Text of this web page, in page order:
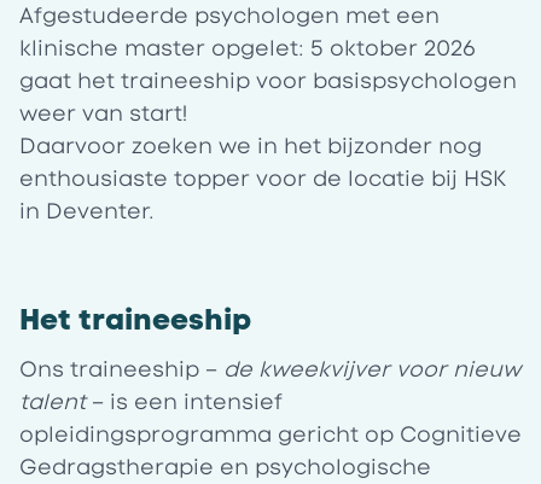
Afgestudeerde psychologen met een
klinische master opgelet: 5 oktober 2026
gaat het traineeship voor basispsychologen
weer van start!
Daarvoor zoeken we in het bijzonder nog
enthousiaste topper voor de locatie bij HSK
in Deventer.
Het traineeship
Ons traineeship – de kweekvijver voor nieuw
talent– is een intensief
opleidingsprogramma gericht op Cognitieve
Gedragstherapie en psychologische